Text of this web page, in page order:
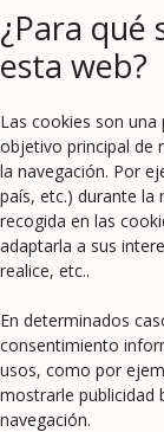
¿Para qué
esta web?
Las cookies son una
objetivo principal de
la navegación. Por
país, etc.) durante la
recogida en las
adaptarla a sus
realice, etc..
En determinados
consentimiento
usos, como por
mostrarle publicidad
navegación.